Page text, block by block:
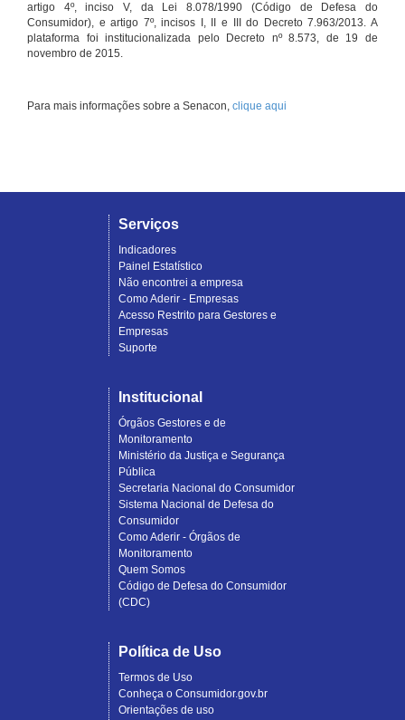
artigo 4º, inciso V, da Lei 8.078/1990 (Código de Defesa do
Consumidor), e artigo 7º, incisos I, II e III do Decreto 7.963/2013. A
plataforma foi institucionalizada pelo Decreto nº 8.573, de 19 de
novembro de 2015.
Para mais informações sobre a Senacon, clique aqui
Serviços
Indicadores
Painel Estatístico
Não encontrei a empresa
Como Aderir - Empresas
Acesso Restrito para Gestores e
Empresas
Suporte
Institucional
Órgãos Gestores e de
Monitoramento
Ministério da Justiça e Segurança
Pública
Secretaria Nacional do Consumidor
Sistema Nacional de Defesa do
Consumidor
Como Aderir - Órgãos de
Monitoramento
Quem Somos
Código de Defesa do Consumidor
(CDC)
Política de Uso
Termos de Uso
Conheça o Consumidor.gov.br
Orientações de uso